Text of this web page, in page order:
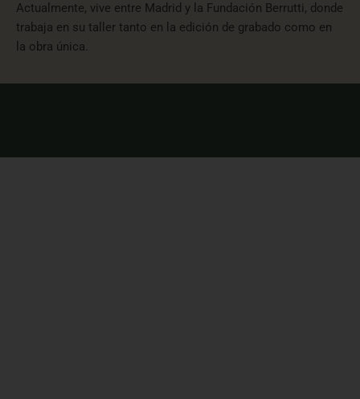
Actualmente, vive entre Madrid y la Fundación Berrutti, donde
trabaja en su taller tanto en la edición de grabado como en
la obra única.